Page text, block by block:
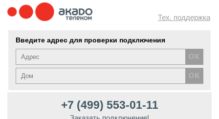
Тех. поддержка
Введите адрес для проверки подключения
+7 (499) 553-01-11